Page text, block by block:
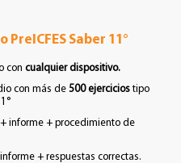
PreICFES Saber 11°
con cualquier dispositivo.
con más de 500 ejerciciostipo
+ informe + procedimiento de
+ respuestas correctas.